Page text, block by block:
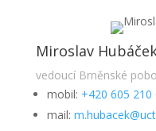
Miroslav
vedoucí Brněnské
mobil: +420 605 210
mail: